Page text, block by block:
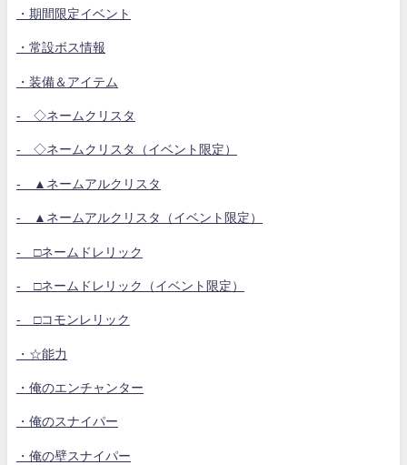
・期間限定イベント
・常設ボス情報
・装備＆アイテム
- ◇ネームクリスタ
- ◇ネームクリスタ（イベント限定）
- ▲ネームアルクリスタ
- ▲ネームアルクリスタ（イベント限定）
- □ネームドレリック
- □ネームドレリック（イベント限定）
- □コモンレリック
・☆能力
・俺のエンチャンター
・俺のスナイパー
・俺の壁スナイパー